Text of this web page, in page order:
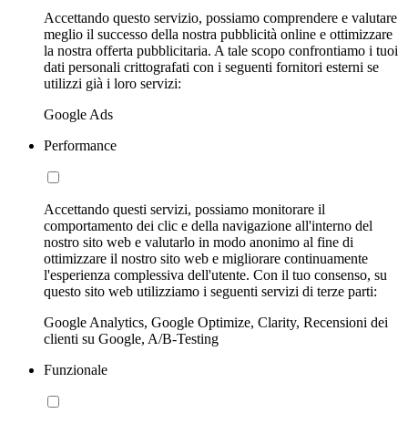
Accettando questo servizio, possiamo comprendere e valutare
meglio il successo della nostra pubblicità online e ottimizzare
la nostra offerta pubblicitaria. A tale scopo confrontiamo i tuoi
dati personali crittografati con i seguenti fornitori esterni se
utilizzi già i loro servizi:
Google Ads
Performance
Accettando questi servizi, possiamo monitorare il
comportamento dei clic e della navigazione all'interno del
nostro sito web e valutarlo in modo anonimo al fine di
ottimizzare il nostro sito web e migliorare continuamente
l'esperienza complessiva dell'utente. Con il tuo consenso, su
questo sito web utilizziamo i seguenti servizi di terze parti:
Google Analytics, Google Optimize, Clarity, Recensioni dei
clienti su Google, A/B-Testing
Funzionale